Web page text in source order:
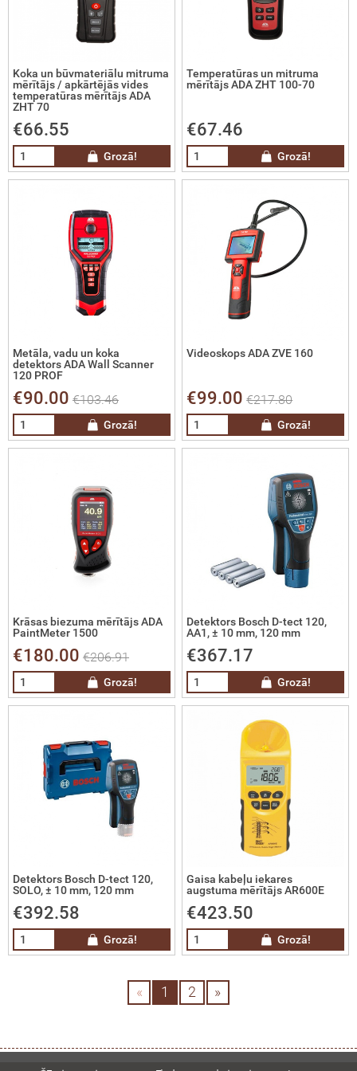
Koka un būvmateriālu mitruma
mērītājs / apkārtējās vides
temperatūras mērītājs ADA
ZHT 70
€66.55
Grozā!
Temperatūras un mitruma
mērītājs ADA ZHT 100-70
€67.46
Grozā!
Metāla, vadu un koka
detektors ADA Wall Scanner
120 PROF
€90.00 €103.46
Grozā!
Videoskops ADA ZVE 160
€99.00 €217.80
Grozā!
Krāsas biezuma mērītājs ADA
PaintMeter 1500
€180.00 €206.91
Grozā!
Detektors Bosch D-tect 120,
AA1, ± 10 mm, 120 mm
€367.17
Grozā!
Detektors Bosch D-tect 120,
SOLO, ± 10 mm, 120 mm
€392.58
Grozā!
Gaisa kabeļu iekares
augstuma mērītājs AR600E
€423.50
Grozā!
« 1 2 »
lādētāji un palaidēji
degvielas uzpildes sistēmas
degvielas uzpildes un
sistēmas
kurināmā tvertnes
ūdens tvertnes
mobilie metāla žogi un vārti
infrasarkanās termokameras
staru uztvērēji
ūdens līmeņa noteikšanai
un platību uzmērīšanas GPS
un projektēšanas
un līmeņrāži
mērlentas